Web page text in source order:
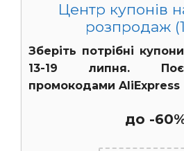
Центр купонів
розпродаж
Зберіть потрібні
13-19 липня.
промокодами AliExpress
до -